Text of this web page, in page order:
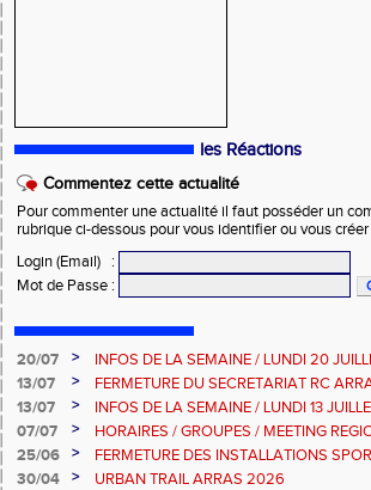
les Réactions
Commentez cette actualité
Pour commenter une actualité il faut posséder un
rubrique ci-dessous pour vous identifier ou vous
Login (Email)
:
Mot de Passe :
20/07 >
INFOS DE LA SEMAINE / LUNDI 20
13/07
>
FERMETURE DU SECRETARIAT RC
13/07
>
INFOS DE LA SEMAINE / LUNDI 13
07/07
>
HORAIRES / GROUPES / MEETING
25/06
>
FERMETURE DES INSTALLATIONS
30/04
>
URBAN TRAIL ARRAS 2026